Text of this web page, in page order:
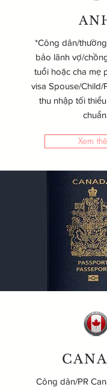
*Công dân/
bảo lãnh vợ/
tuổi hoặc cha mẹ
visa Spouse/Child/
thu nhập tối
Xem
Công dân/PR